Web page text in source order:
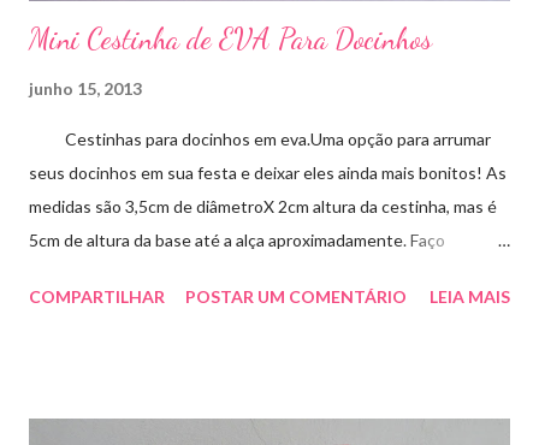
Mini Cestinha de EVA Para Docinhos
junho 15, 2013
Cestinhas para docinhos em eva.Uma opção para arrumar
seus docinhos em sua festa e deixar eles ainda mais bonitos! As
medidas são 3,5cm de diâmetroX 2cm altura da cestinha, mas é
5cm de altura da base até a alça aproximadamente. Faço
enfeitar sua festa!!! artesmania1@hotmail.com
COMPARTILHAR POSTAR UM COMENTÁRIO LEIA MAIS